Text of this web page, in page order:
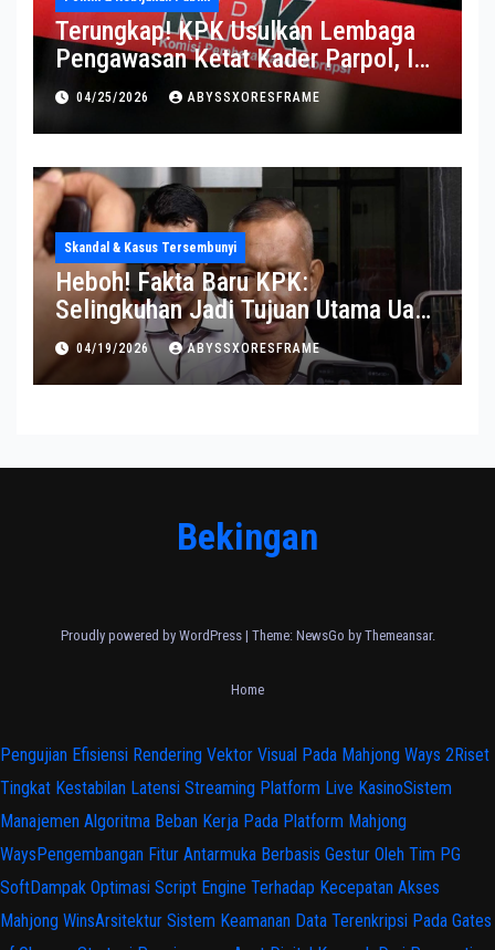
Terungkap! KPK Usulkan Lembaga
Pengawasan Ketat Kader Parpol, Ini
Alasannya
04/25/2026 ABYSSXORESFRAME
Skandal & Kasus Tersembunyi
Heboh! Fakta Baru KPK:
Selingkuhan Jadi Tujuan Utama Uang
Korupsi
04/19/2026 ABYSSXORESFRAME
Bekingan
Proudly powered by WordPress | Theme: NewsGo by Themeansar.
Home
Pengujian Efisiensi Rendering Vektor Visual Pada Mahjong Ways 2Riset
Tingkat Kestabilan Latensi Streaming Platform Live KasinoSistem
Manajemen Algoritma Beban Kerja Pada Platform Mahjong
WaysPengembangan Fitur Antarmuka Berbasis Gestur Oleh Tim PG
SoftDampak Optimasi Script Engine Terhadap Kecepatan Akses
Mahjong WinsArsitektur Sistem Keamanan Data Terenkripsi Pada Gates